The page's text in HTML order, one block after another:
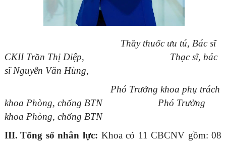
Thầy thuốc ưu tú, Bác sĩ
CKII Trần Thị Diệp, Thạc sĩ, bác
sĩ Nguyễn Văn Hùng,
Phó Trưởng khoa phụ trách
khoa Phòng, chống BTN Phó Trưởng
khoa Phòng, chống BTN
III. Tổng số nhân lực: Khoa có 11 CBCNV gồm: 08